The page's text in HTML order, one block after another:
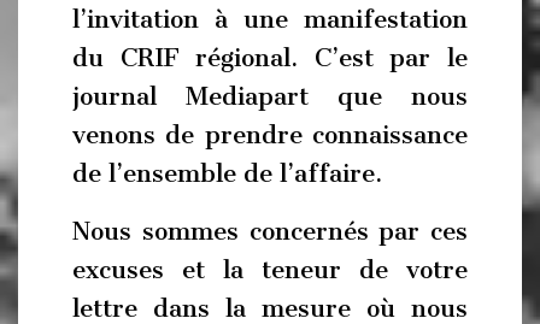
l’invitation à une manifestation
du CRIF régional. C’est par le
journal Mediapart que nous
venons de prendre connaissance
de l’ensemble de l’affaire.
Nous sommes concernés par ces
excuses et la teneur de votre
lettre dans la mesure où nous